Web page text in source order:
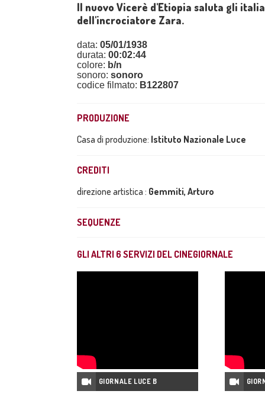
Il nuovo Vicerè d'Etiopia saluta gli
dell'incrociatore Zara.
data: 05/01/1938
durata: 00:02:44
colore: b/n
sonoro: sonoro
codice filmato: B122807
PRODUZIONE
Casa di produzione: Istituto Nazionale Luce
CREDITI
direzione artistica : Gemmiti, Arturo
SEQUENZE
GLI ALTRI 6 SERVIZI DEL CINEGIORNALE
GIORNALE LUCE B